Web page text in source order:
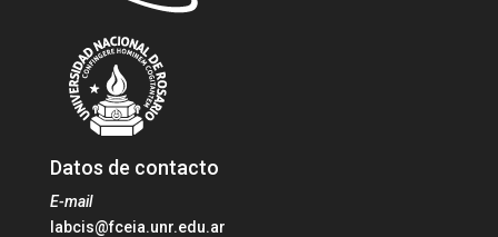
Datos de contacto
E-mail
labcis@fceia.unr.edu.ar